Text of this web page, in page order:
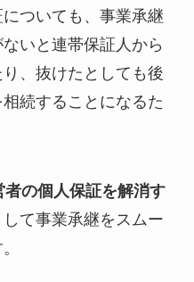
ついても、事業承継
いと連帯保証人から
、抜けたとしても後
続することになるた
者の個人保証を解消す
て事業承継をスムー